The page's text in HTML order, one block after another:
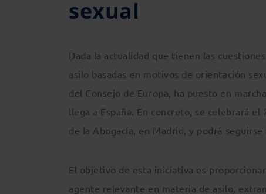
sexual
Dada la actualidad que tienen las
asilo basadas en motivos de orientación
del Consejo de Europa, ha puesto en
llega a España. En concreto, se celebrará
de la Abogacía, en Madrid, y podrá
El objetivo de esta iniciativa es
agente relevante en materia de asilo,